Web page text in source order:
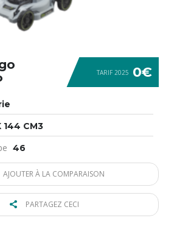
TARIF 2025 0€
144 CM3
46
AJOUTER À LA COMPARAISON
PARTAGEZ CECI